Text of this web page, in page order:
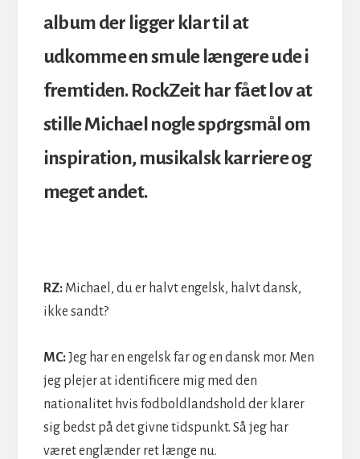
album der ligger klar til at
udkomme en smule længere ude i
fremtiden.RockZeit har fået lov at
stille Michael nogle spørgsmål om
inspiration, musikalsk karriere og
meget andet.
RZ:Michael, du er halvt engelsk, halvt dansk,
ikke sandt?
MC:Jeg har en engelsk far og en dansk mor. Men
jeg plejer at identificere mig med den
nationalitet hvis fodboldlandshold der klarer
sig bedst på det givne tidspunkt. Så jeg har
været englænder ret længe nu.